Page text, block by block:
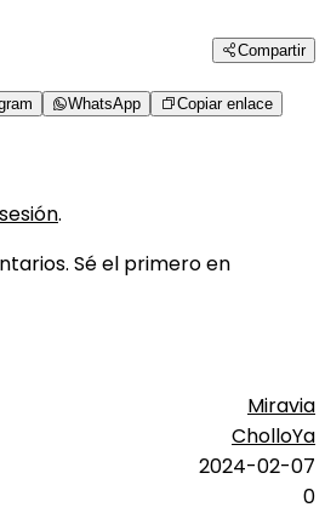
Compartir
WhatsApp Copiar enlace
.
Sé el primero en
Miravia
CholloYa
2024-02-07
0